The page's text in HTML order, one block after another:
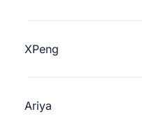
XPeng
Ariya